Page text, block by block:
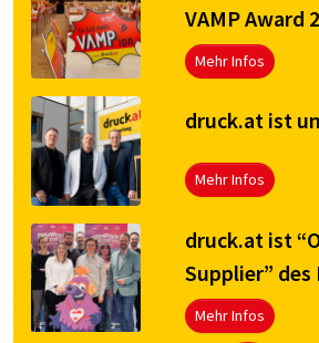
VAMP Award
Mehr Infos
druck.at ist
Mehr Infos
druck.at ist
Supplier” des
Mehr Infos